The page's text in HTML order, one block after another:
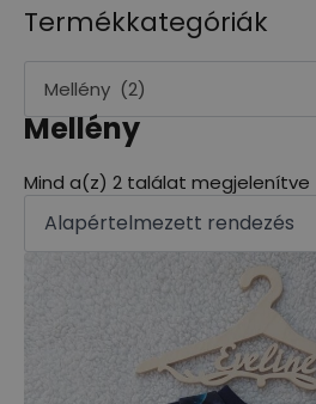
Termékkategóriák
Mellény (2)
Mellény
Mind a(z) 2 találat megjelenítve